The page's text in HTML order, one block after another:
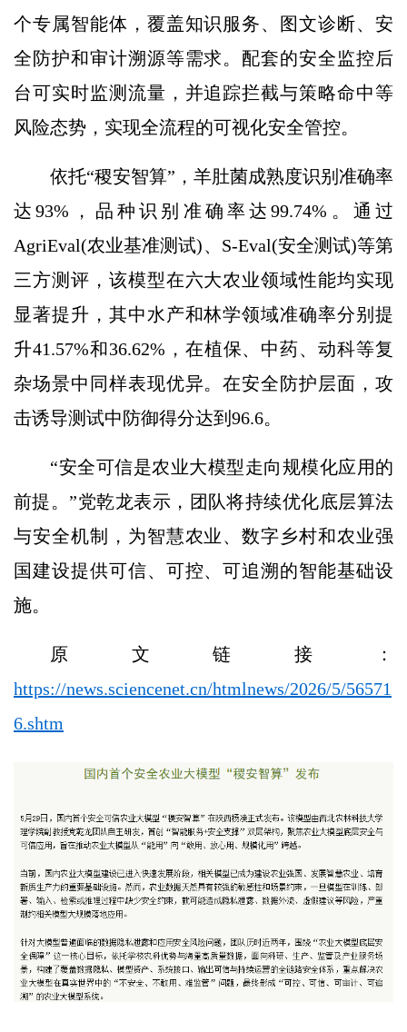
个专属智能体，覆盖知识服务、图文诊断、安
全防护和审计溯源等需求。配套的安全监控后
台可实时监测流量，并追踪拦截与策略命中等
风险态势，实现全流程的可视化安全管控。
依托“稷安智算”，羊肚菌成熟度识别准确率
达93%，品种识别准确率达99.74%。通过
AgriEval(农业基准测试)、S-Eval(安全测试)等第
三方测评，该模型在六大农业领域性能均实现
显著提升，其中水产和林学领域准确率分别提
升41.57%和36.62%，在植保、中药、动科等复
杂场景中同样表现优异。在安全防护层面，攻
击诱导测试中防御得分达到96.6。
“安全可信是农业大模型走向规模化应用的
前提。”党乾龙表示，团队将持续优化底层算法
与安全机制，为智慧农业、数字乡村和农业强
国建设提供可信、可控、可追溯的智能基础设
施。
原文链接：
https://news.sciencenet.cn/htmlnews/2026/5/56571
6.shtm